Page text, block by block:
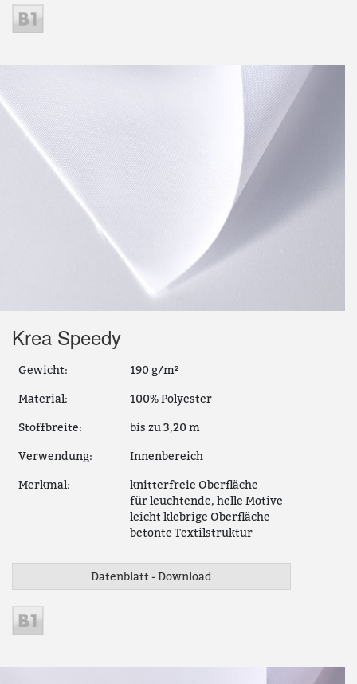
Krea Speedy
Gewicht: 190 g/m²
Material: 100% Polyester
Stoffbreite: bis zu 3,20 m
Verwendung: Innenbereich
Merkmal:
knitterfreie Oberfläche
für leuchtende, helle Motive
leicht klebrige Oberfläche
betonte Textilstruktur
Datenblatt - Download